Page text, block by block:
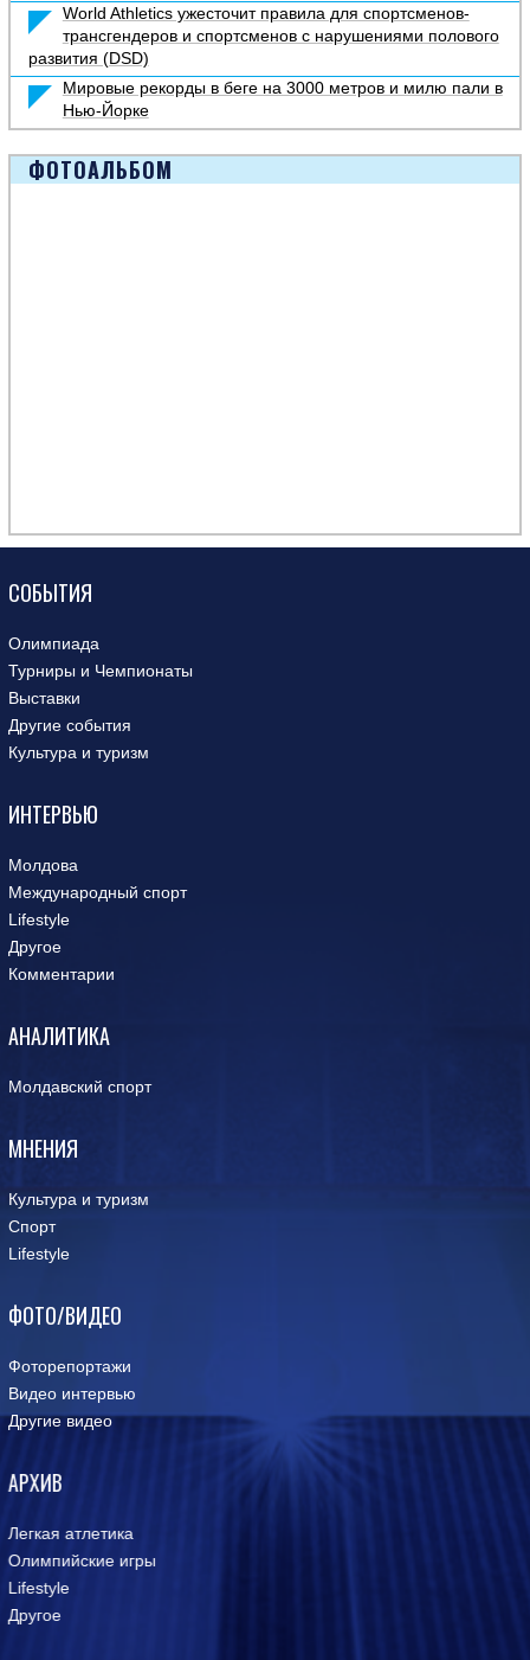
World Athletics ужесточит правила для спортсменов-
трансгендеров и спортсменов с нарушениями полового
развития (DSD)
Мировые рекорды в беге на 3000 метров и милю пали в
Нью-Йорке
ФОТОАЛЬБОМ
СОБЫТИЯ
Олимпиада
Турниры и Чемпионаты
Выставки
Другие события
Культура и туризм
ИНТЕРВЬЮ
Молдова
Международный спорт
Lifestyle
Другое
Комментарии
АНАЛИТИКА
Молдавский спорт
МНЕНИЯ
Культура и туризм
Спорт
Lifestyle
ФОТО/ВИДЕО
Фоторепортажи
Видео интервью
Другие видео
АРХИВ
Легкая атлетика
Олимпийские игры
Lifestyle
Другое